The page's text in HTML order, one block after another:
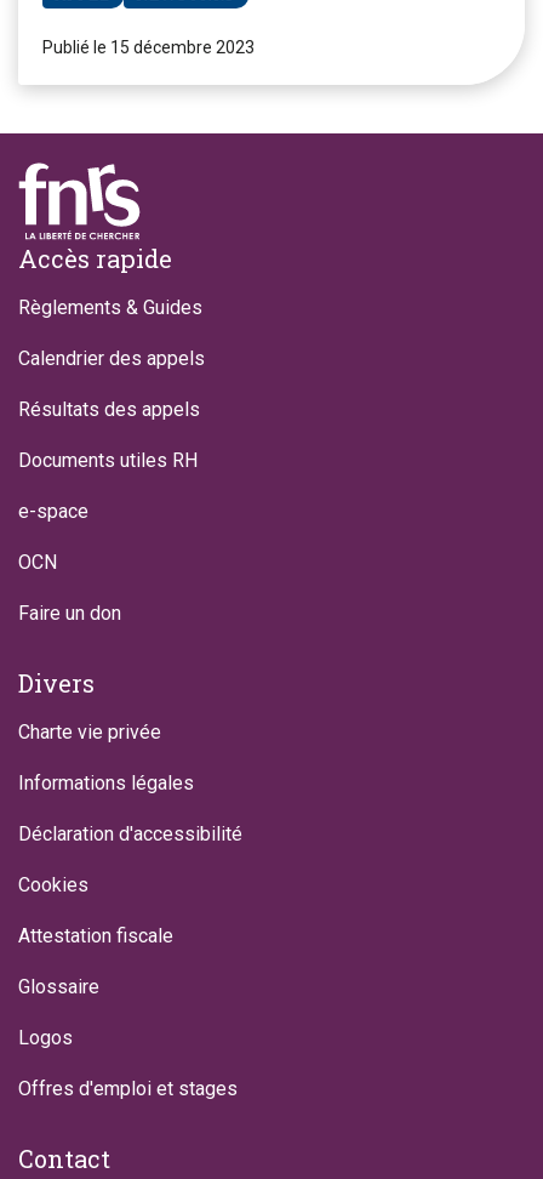
Publié le 15 décembre 2023
Footer
Accès rapide
Règlements & Guides
Calendrier des appels
Résultats des appels
Documents utiles RH
e-space
OCN
Faire un don
Divers
Charte vie privée
Informations légales
Déclaration d'accessibilité
Cookies
Attestation fiscale
Glossaire
Logos
Offres d'emploi et stages
Contact